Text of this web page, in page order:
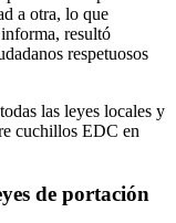
a otra, lo que
resultó
respetuosos
las leyes locales y
cuchillos EDC en
de portación